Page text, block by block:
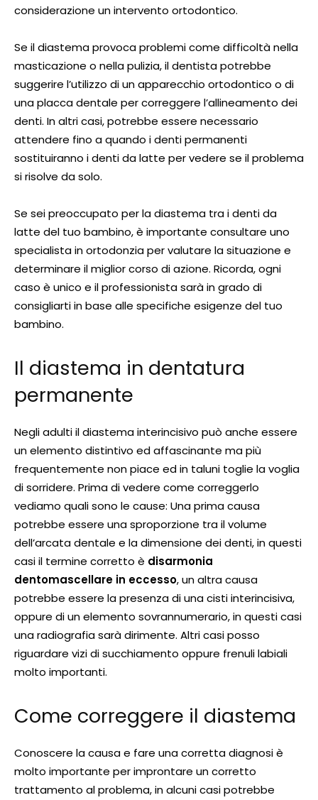
considerazione un intervento ortodontico.
Se il diastema provoca problemi come difficoltà nella
masticazione o nella pulizia, il dentista potrebbe
suggerire l’utilizzo di un apparecchio ortodontico o di
una placca dentale per correggere l’allineamento dei
denti. In altri casi, potrebbe essere necessario
attendere fino a quando i denti permanenti
sostituiranno i denti da latte per vedere se il problema
si risolve da solo.
Se sei preoccupato per la diastema tra i denti da
latte del tuo bambino, è importante consultare uno
specialista in ortodonzia per valutare la situazione e
determinare il miglior corso di azione. Ricorda, ogni
caso è unico e il professionista sarà in grado di
consigliarti in base alle specifiche esigenze del tuo
bambino.
Il diastema in dentatura
permanente
Negli adulti il diastema interincisivo può anche essere
un elemento distintivo ed affascinante ma più
frequentemente non piace ed in taluni toglie la voglia
di sorridere. Prima di vedere come correggerlo
vediamo quali sono le cause: Una prima causa
potrebbe essere una sproporzione tra il volume
dell’arcata dentale e la dimensione dei denti, in questi
casi il termine corretto è disarmonia
dentomascellare in eccesso, un altra causa
potrebbe essere la presenza di una cisti interincisiva,
oppure di un elemento sovrannumerario, in questi casi
una radiografia sarà dirimente. Altri casi posso
riguardare vizi di succhiamento oppure frenuli labiali
molto importanti.
Come correggere il diastema
Conoscere la causa e fare una corretta diagnosi è
molto importante per improntare un corretto
trattamento al problema, in alcuni casi potrebbe